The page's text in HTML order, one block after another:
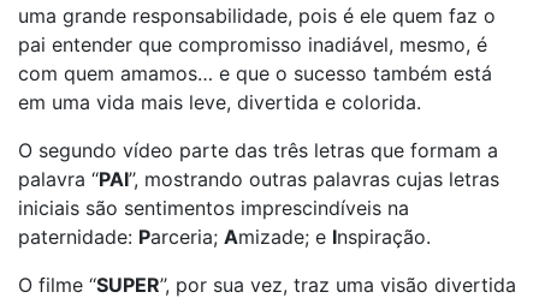
uma grande responsabilidade, pois é ele quem faz o
pai entender que compromisso inadiável, mesmo, é
com quem amamos… e que o sucesso também está
em uma vida mais leve, divertida e colorida.
O segundo vídeo parte das três letras que formam a
palavra ‘‘PAI’’, mostrando outras palavras cujas letras
iniciais são sentimentos imprescindíveis na
paternidade: Parceria; Amizade; e Inspiração.
O filme ‘‘SUPER’’, por sua vez, traz uma visão divertida